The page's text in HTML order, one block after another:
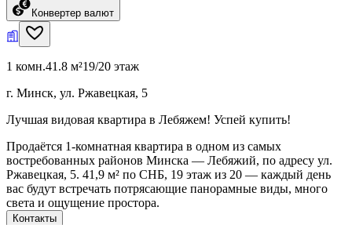
Конвертер валют
1 комн.41.8 м²19/20 этаж
г. Минск, ул. Ржавецкая, 5
Лучшая видовая квартира в Лебяжем! Успей купить!
Продаётся 1-комнатная квартира в одном из самых
востребованных районов Минска — Лебяжий, по адресу ул.
Ржавецкая, 5. 41,9 м² по СНБ, 19 этаж из 20 — каждый день
вас будут встречать потрясающие панорамные виды, много
света и ощущение простора.
Контакты